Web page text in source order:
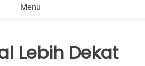
Menu
Lebih Dekat